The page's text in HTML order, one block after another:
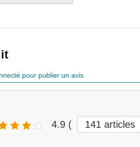
pour publier un avis
4.9 ( 141 articles